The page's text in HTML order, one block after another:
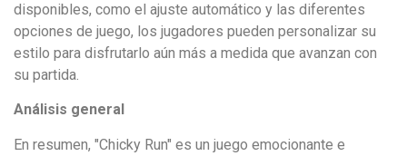
disponibles, como el ajuste automático y las diferentes
opciones de juego, los jugadores pueden personalizar su
estilo para disfrutarlo aún más a medida que avanzan con
su partida.
Análisis general
En resumen, "Chicky Run" es un juego emocionante e